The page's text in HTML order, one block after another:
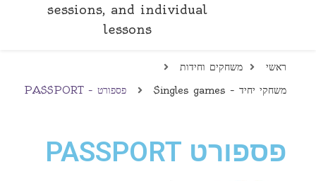
sessions, and individual
lessons
ראשי
משחקים וחידות
משחקי יחיד – Singles games
פספורט – PASSPORT
פספורט PASSPORT